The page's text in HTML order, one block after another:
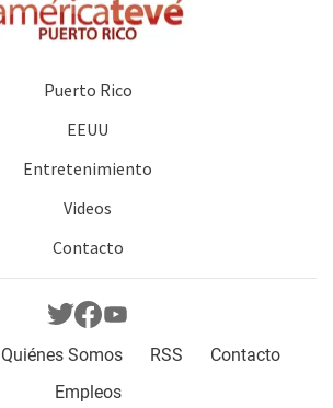
Puerto Rico
EEUU
Entretenimiento
Videos
Contacto
Quiénes Somos RSS
Contacto
Empleos